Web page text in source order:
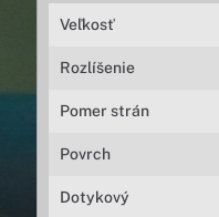
Veľkosť
Rozlíšenie
Pomer strán
Povrch
Dotykový